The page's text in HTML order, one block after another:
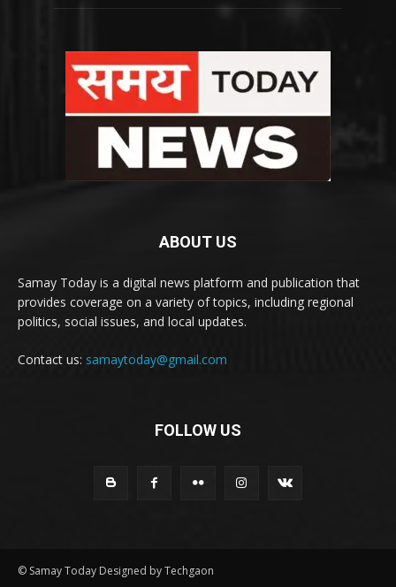
ABOUT US
Samay Today is a digital news platform and publication that
provides coverage on a variety of topics, including regional
politics, social issues, and local updates.
Contact us: samaytoday@gmail.com
FOLLOW US
© Samay Today Designed by Techgaon